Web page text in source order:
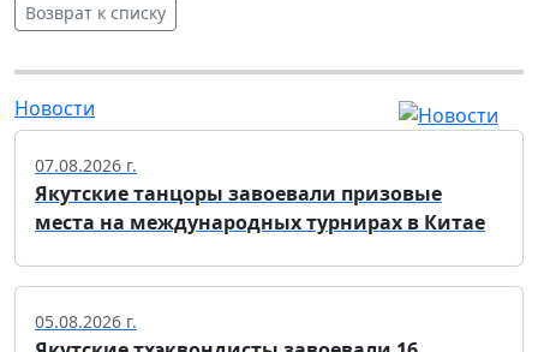
Возврат к списку
Новости
07.08.2026 г.
Якутские танцоры завоевали призовые
места на международных турнирах в Китае
05.08.2026 г.